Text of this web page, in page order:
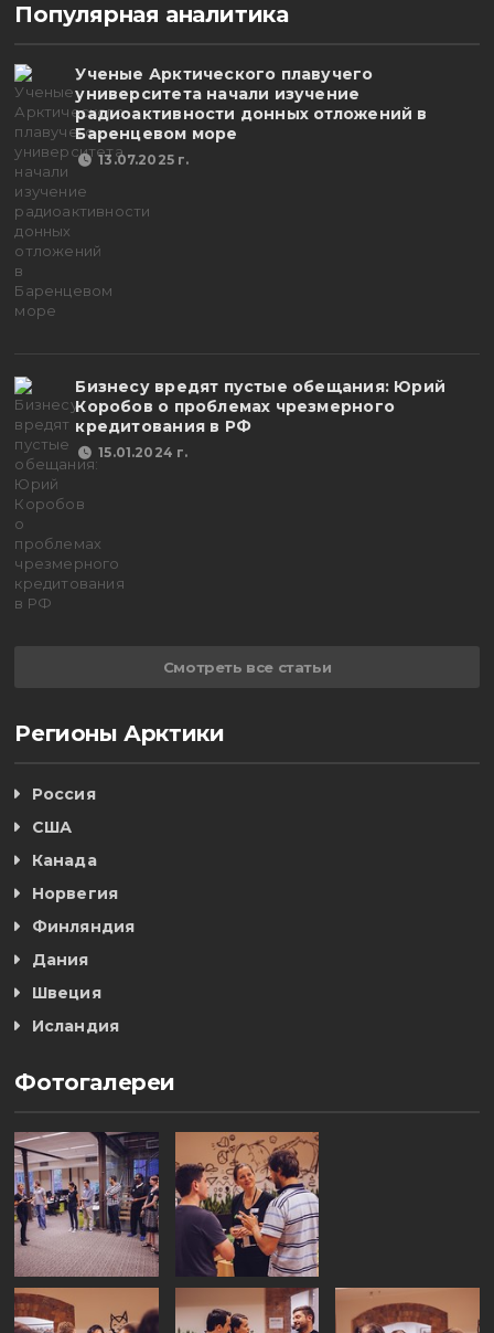
Популярная аналитика
Ученые Арктического плавучего
университета начали изучение
радиоактивности донных отложений в
Баренцевом море
13.07.2025 г.
Бизнесу вредят пустые обещания: Юрий
Коробов о проблемах чрезмерного
кредитования в РФ
15.01.2024 г.
Смотреть все статьи
Регионы Арктики
Россия
США
Канада
Норвегия
Финляндия
Дания
Швеция
Исландия
Фотогалереи